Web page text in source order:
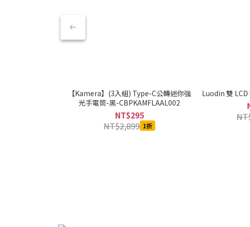
【Kamera】(3入組) Type-C公轉迷你強
光手電筒-黑-CBPKAMFLAAL002
NT$295
NT$2,899 1折
Luodin 雙